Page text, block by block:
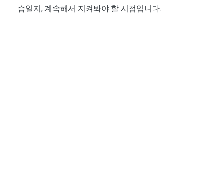
습일지, 계속해서 지켜봐야 할 시점입니다.